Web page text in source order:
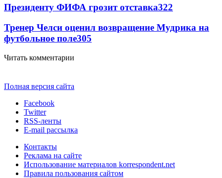
Президенту ФИФА грозит отставка322
Тренер Челси оценил возвращение Мудрика на
футбольное поле305
Читать комментарии
Полная версия сайта
Facebook
Twitter
RSS-ленты
E-mail рассылка
Контакты
Реклама на сайте
Использование материалов korrespondent.net
Правила пользования сайтом